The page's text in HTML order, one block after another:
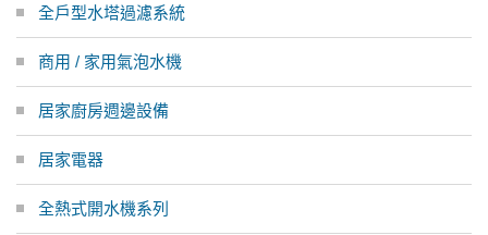
全戶型水塔過濾系統
商用 / 家用氣泡水機
居家廚房週邊設備
居家電器
全熱式開水機系列